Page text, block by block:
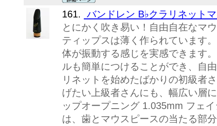
161.
バンドレン B♭クラリネット
とにかく吹き易い！自由自在なマ
ティップスは薄く作られています
体が振動する感じを実感できます
ルも簡単につけることができ、自
リネットを始めたばかりの初級者
げたい上級者さんにも、幅広い層
ップオープニング 1.035mm フェ
は、歯とマウスピースの当たる部